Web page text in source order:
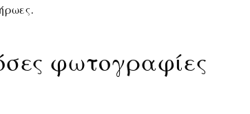
φωτογραφίες